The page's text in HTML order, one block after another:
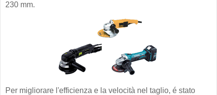
230 mm.
Per migliorare l'efficienza e la velocità nel taglio, é stato